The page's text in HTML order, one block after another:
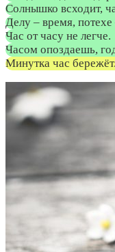
Солнышко всходит,
Делу – время, потехе
Час от часу не легче.
Часом опоздаешь,
Минутка час бережёт.